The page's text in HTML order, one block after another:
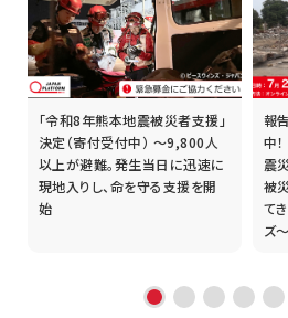
「令和8年熊本地震被災者支援」
決定（寄付受付中） ～9,800人
以上が避難。発生当日に迅速に
現地入りし、命を守る支援を開
始
報
中
震
被
て
ズ～